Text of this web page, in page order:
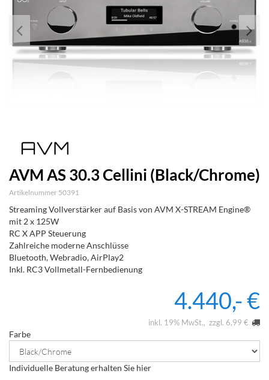
AVM AS 30.3 Cellini (Black/Chrome)
Artikelnummer 50391
Streaming Vollverstärker auf Basis von AVM X-STREAM Engine®
mit 2 x 125W
RC X APP Steuerung
Zahlreiche moderne Anschlüsse
Bluetooth, Webradio, AirPlay2
Inkl. RC3 Vollmetall-Fernbedienung
4.440,- €
inkl. 19% MwSt. zzgl. 6,99 €
Farbe
Individuelle Beratung erhalten Sie hier